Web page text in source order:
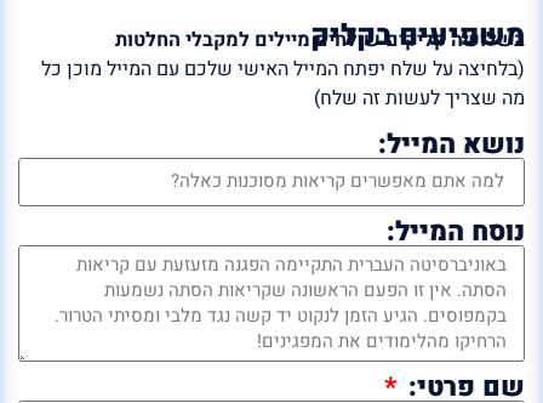
משפיעים בקליק
בשלושה קליקים שולחים מיילים למקבלי החלטות
(בלחיצה על שלח יפתח המייל האישי שלכם עם המייל מוכן כל
מה שצריך לעשות זה שלח)
נושא המייל:
נוסח המייל:
שם פרטי: